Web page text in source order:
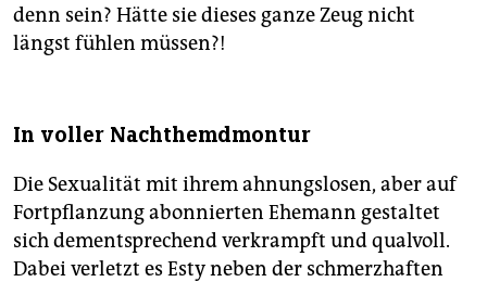
denn sein? Hätte sie dieses ganze Zeug nicht
längst fühlen müssen?!
In voller Nachthemdmontur
Die Sexualität mit ihrem ahnungslosen, aber auf
Fortpflanzung abonnierten Ehemann gestaltet
sich dementsprechend verkrampft und qualvoll.
Dabei verletzt es Esty neben der schmerzhaften